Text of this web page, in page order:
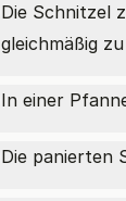
Die Schnitzel
gleichmäßig
In einer
Die panierten